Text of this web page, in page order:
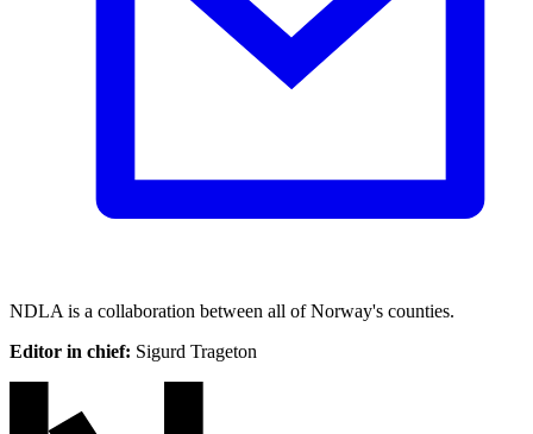
NDLA is a collaboration between all of Norway's counties.
Editor in chief: Sigurd Trageton